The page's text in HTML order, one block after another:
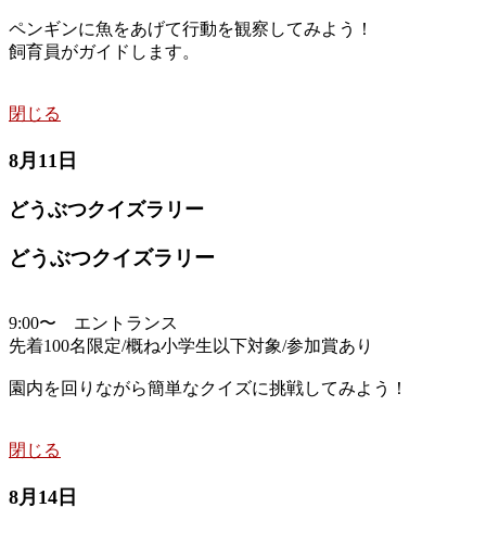
ペンギンに魚をあげて行動を観察してみよう！
飼育員がガイドします。
閉じる
8月11日
どうぶつクイズラリー
どうぶつクイズラリー
9:00〜 エントランス
先着100名限定/概ね小学生以下対象/参加賞あり
園内を回りながら簡単なクイズに挑戦してみよう！
閉じる
8月14日